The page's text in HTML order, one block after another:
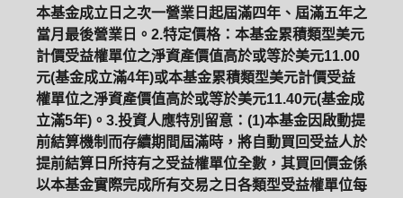
本基金成立日之次一營業日起屆滿四年、屆滿五年之
當月最後營業日。2.特定價格：本基金累積類型美元
計價受益權單位之淨資產價值高於或等於美元11.00
元(基金成立滿4年)或本基金累積類型美元計價受益
權單位之淨資產價值高於或等於美元11.40元(基金成
立滿5年)。3.投資人應特別留意：(1)本基金因啟動提
前結算機制而存續期間屆滿時，將自動買回受益人於
提前結算日所持有之受益權單位全數，其買回價金係
以本基金實際完成所有交易之日各類型受益權單位每